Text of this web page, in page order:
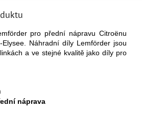
pro přední nápravu Citroënu
Náhradní díly Lemförder jsou
a ve stejné kvalitě jako díly pro
náprava